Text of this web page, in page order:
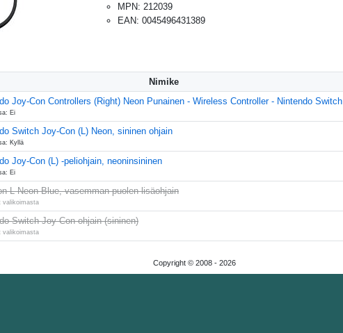
MPN: 212039
EAN: 0045496431389
Nimike
Joy-Con Controllers (Right) Neon Punainen - Wireless Controller - Nintendo Switch
Ei
Switch Joy-Con (L) Neon, sininen ohjain
Kyllä
Joy-Con (L) -peliohjain, neoninsininen
Ei
L Neon Blue, vasemman puolen lisäohjain
valikoimasta
Switch Joy-Con ohjain (sininen)
valikoimasta
Copyright © 2008 - 2026